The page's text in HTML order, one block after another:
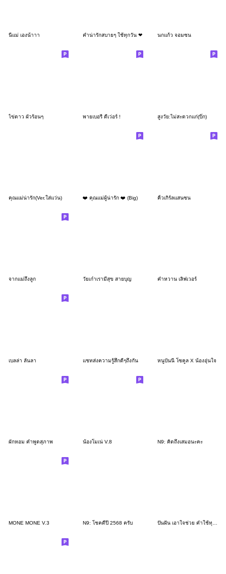
นี่แม่ เองน้าาา คำน่ารักสบายๆ ใช้ทุกวัน ❤ นกแก้ว จอมซน
ไข่ดาว ผัวร้อนๆ พายเบอรี่ ดีเว่อร์ ! สูงวัย:ไม่สะดวกแก่(บิ๊ก)
คุณแม่น่ารัก(Ver.ใส่แว่น) ❤️ คุณแม่ผู้น่ารัก ❤️ (Big) คิ้วเกิร์ลแสนซน
จากแม่ถึงลูก วัยเก๋าเรามีสุข สายบุญ คำหวาน เลิฟเวอร์
เบลล่า ลั่นลา แชทส่งความรู้สึกดีๆถึงกัน หนูบันนี่ โซคูล X น้องอุ่นใจ
ผักหอม คำพูดสุภาพ น้องโมเน่ V.8 N9: คิดถึงเสมอนะคะ
MONE MONE V.3 N9: โชคดีปี 2568 ครับ ปันฝัน เอาใจช่วย คำใช้ทุกวัน